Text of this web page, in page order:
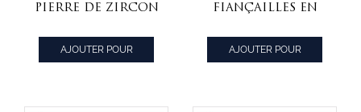
pierre de zircon
fiançailles en
argent sterling
AJOUTER POUR
fiançailles en
avec zircone
cubique plaquée
AJOUTER POUR